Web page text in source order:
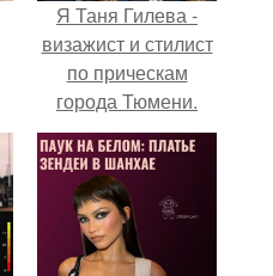
Я Таня Гилева -
визажист и стилист
по прическам
города Тюмени.